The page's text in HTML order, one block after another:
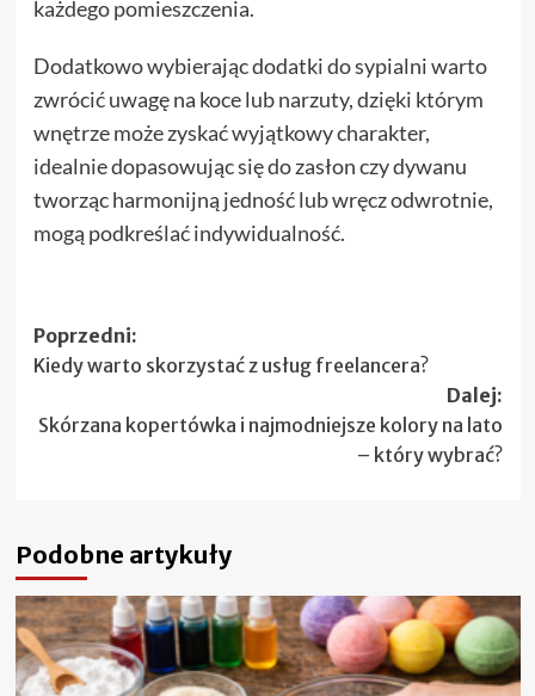
każdego pomieszczenia.
Dodatkowo wybierając dodatki do sypialni warto
zwrócić uwagę na koce lub narzuty, dzięki którym
wnętrze może zyskać wyjątkowy charakter,
idealnie dopasowując się do zasłon czy dywanu
tworząc harmonijną jedność lub wręcz odwrotnie,
mogą podkreślać indywidualność.
Zobacz
wpisy
Poprzedni:
Kiedy warto skorzystać z usług freelancera?
Dalej:
Skórzana kopertówka i najmodniejsze kolory na lato
– który wybrać?
Podobne artykuły